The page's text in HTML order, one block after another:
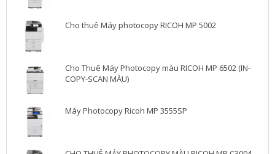
Cho thuê Máy photocopy RICOH MP 5002
Cho Thuê Máy Photocopy màu RICOH MP 6502 (IN-
COPY-SCAN MÀU)
Máy Photocopy Ricoh MP 3555SP